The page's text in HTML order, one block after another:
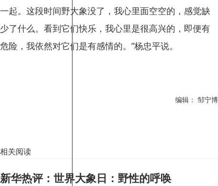
一起。这段时间野大象没了，我心里面空空的，感觉缺
少了什么。看到它们快乐，我心里是很高兴的，即便有
危险，我依然对它们是有感情的。”杨忠平说。
编辑： 邹宁博
相关阅读
新华热评：世界大象日：野性的呼唤